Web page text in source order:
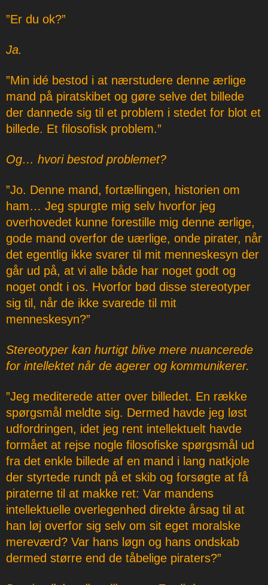
”Er du ok?”
Ja.
”Min idé bestod i at nærstudere denne ærlige
mand på piratskibet og gøre selve det billede
der dannede sig til et problem i stedet for blot et
billede. Et filosofisk problem.”
Og… hvori bestod problemet?
”Jo. Denne mand, fortællingen, historien om
ham… Jeg spurgte mig selv hvorfor jeg
overhovedet kunne forestille mig denne ærlige,
gode mand overfor de uærlige, onde pirater, når
det egentlig ikke svarer til mit menneskesyn der
går ud på, at vi alle både har noget godt og
noget ondt i os. Hvorfor bød disse stereotyper
sig til, når de ikke svarede til mit
menneskesyn?”
Stereotyper kan hurtigt blive mere nuancerede
for intellektet når de agerer og kommunikerer.
”Jeg mediterede atter over billedet. En række
spørgsmål meldte sig. Dermed havde jeg løst
udfordringen, idet jeg rent intellektuelt havde
formået at rejse nogle filosofiske spørgsmål ud
fra det enkle billede af en mand i lang natkjole
der styrtede rundt på et skib og forsøgte at få
piraterne til at makke ret: Var mandens
intellektuelle overlegenhed direkte årsag til at
han løj overfor sig selv om sit eget moralske
mereværd? Var hans løgn og hans ondskab
dermed større end de tåbelige piraters?”